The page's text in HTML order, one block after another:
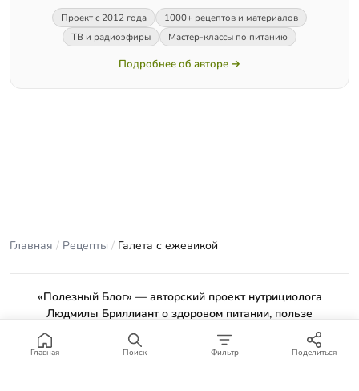
Проект с 2012 года
1000+ рецептов и материалов
ТВ и радиоэфиры
Мастер-классы по питанию
Подробнее об авторе →
Главная / Рецепты / Галета с ежевикой
«Полезный Блог» — авторский проект нутрициолога
Людмилы Бриллиант о здоровом питании, пользе
продуктов и проверенных рецептах.
Материалы сайта носят ознакомительный характер и не
Главная Поиск Фильтр Поделиться